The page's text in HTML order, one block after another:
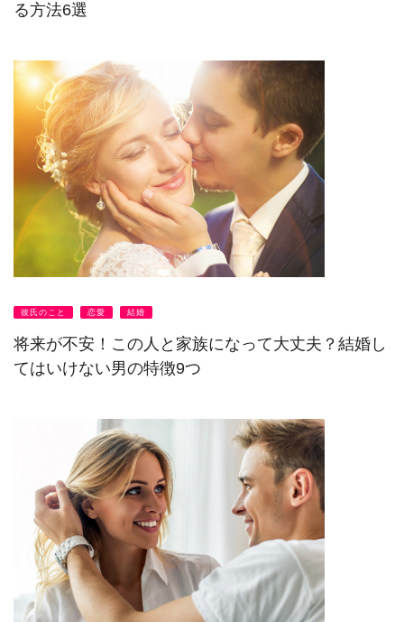
る方法6選
彼氏のこと 恋愛 結婚
将来が不安！この人と家族になって大丈夫？結婚し
てはいけない男の特徴9つ